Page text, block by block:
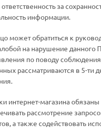
за
информации.
может обратиться к
на нарушение данного
по поводу
рассматриваются в 5-ти
интернет-магазина
рассмотрение
а также содействовать